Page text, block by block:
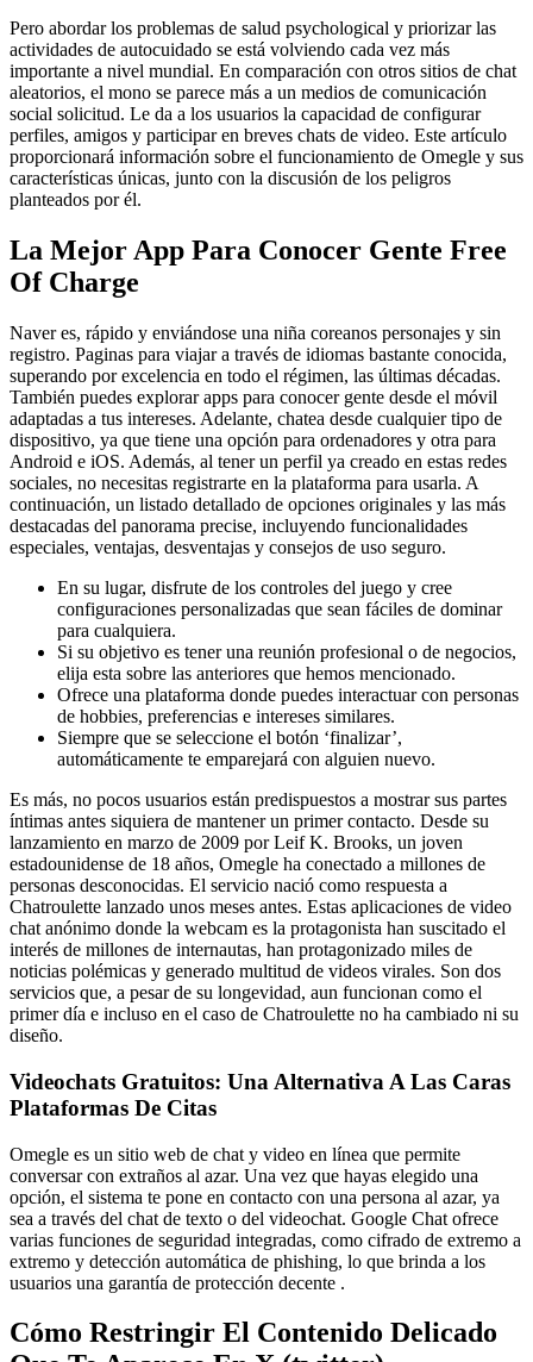
Pero abordar los problemas de salud psychological y priorizar las
actividades de autocuidado se está volviendo cada vez más
importante a nivel mundial. En comparación con otros sitios de chat
aleatorios, el mono se parece más a un medios de comunicación
social solicitud. Le da a los usuarios la capacidad de configurar
perfiles, amigos y participar en breves chats de video. Este artículo
proporcionará información sobre el funcionamiento de Omegle y sus
características únicas, junto con la discusión de los peligros
planteados por él.
La Mejor App Para Conocer Gente Free
Of Charge
Naver es, rápido y enviándose una niña coreanos personajes y sin
registro. Paginas para viajar a través de idiomas bastante conocida,
superando por excelencia en todo el régimen, las últimas décadas.
También puedes explorar apps para conocer gente desde el móvil
adaptadas a tus intereses. Adelante, chatea desde cualquier tipo de
dispositivo, ya que tiene una opción para ordenadores y otra para
Android e iOS. Además, al tener un perfil ya creado en estas redes
sociales, no necesitas registrarte en la plataforma para usarla. A
continuación, un listado detallado de opciones originales y las más
destacadas del panorama precise, incluyendo funcionalidades
especiales, ventajas, desventajas y consejos de uso seguro.
En su lugar, disfrute de los controles del juego y cree
configuraciones personalizadas que sean fáciles de dominar
para cualquiera.
Si su objetivo es tener una reunión profesional o de negocios,
elija esta sobre las anteriores que hemos mencionado.
Ofrece una plataforma donde puedes interactuar con personas
de hobbies, preferencias e intereses similares.
Siempre que se seleccione el botón ‘finalizar’,
automáticamente te emparejará con alguien nuevo.
Es más, no pocos usuarios están predispuestos a mostrar sus partes
íntimas antes siquiera de mantener un primer contacto. Desde su
lanzamiento en marzo de 2009 por Leif K. Brooks, un joven
estadounidense de 18 años, Omegle ha conectado a millones de
personas desconocidas. El servicio nació como respuesta a
Chatroulette lanzado unos meses antes. Estas aplicaciones de video
chat anónimo donde la webcam es la protagonista han suscitado el
interés de millones de internautas, han protagonizado miles de
noticias polémicas y generado multitud de videos virales. Son dos
servicios que, a pesar de su longevidad, aun funcionan como el
primer día e incluso en el caso de Chatroulette no ha cambiado ni su
diseño.
Videochats Gratuitos: Una Alternativa A Las Caras
Plataformas De Citas
Omegle es un sitio web de chat y video en línea que permite
conversar con extraños al azar. Una vez que hayas elegido una
opción, el sistema te pone en contacto con una persona al azar, ya
sea a través del chat de texto o del videochat. Google Chat ofrece
varias funciones de seguridad integradas, como cifrado de extremo a
extremo y detección automática de phishing, lo que brinda a los
usuarios una garantía de protección decente .
Cómo Restringir El Contenido Delicado